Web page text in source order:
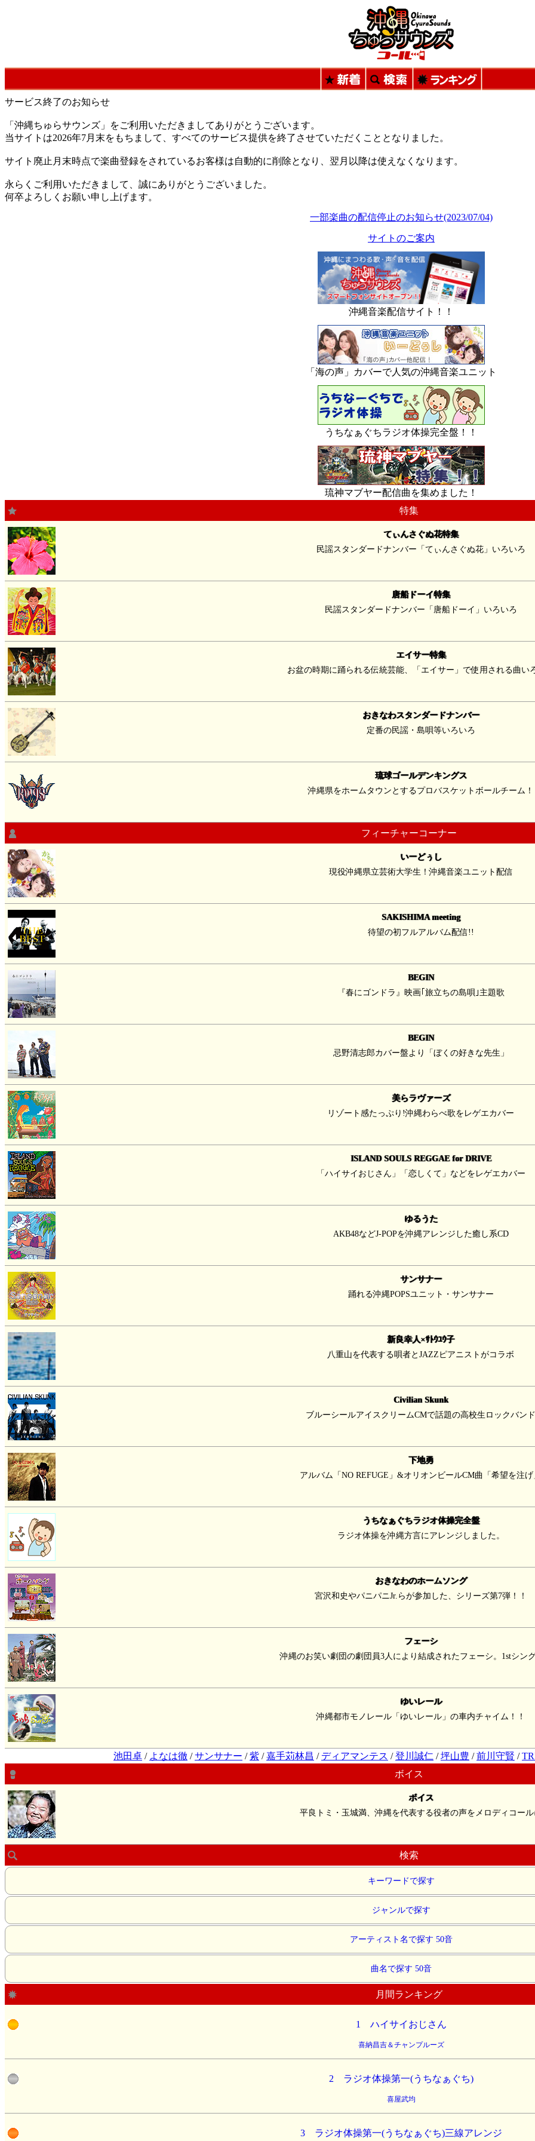
サービス終了のお知らせ
「沖縄ちゅらサウンズ」をご利用いただきましてありがとうございます。
当サイトは2026年7月末をもちまして、すべてのサービス提供を終了させていただくこととなりました。
サイト廃止月末時点で楽曲登録をされているお客様は自動的に削除となり、翌月以降は使えなくなります。
永らくご利用いただきまして、誠にありがとうございました。
何卒よろしくお願い申し上げます。
一部楽曲の配信停止のお知らせ(2023/07/04)
サイトのご案内
沖縄音楽配信サイト！！
「海の声」カバーで人気の沖縄音楽ユニット
うちなぁぐちラジオ体操完全盤！！
琉神マブヤー配信曲を集めました！
特集
てぃんさぐぬ花特集
民謡スタンダードナンバー「てぃんさぐぬ花」いろいろ
唐船ドーイ特集
民謡スタンダードナンバー「唐船ドーイ」いろいろ
エイサー特集
お盆の時期に踊られる伝統芸能、「エイサー」で使用される曲い
おきなわスタンダードナンバー
定番の民謡・島唄等いろいろ
琉球ゴールデンキングス
沖縄県をホームタウンとするプロバスケットボールチーム！
フィーチャーコーナー
いーどぅし
現役沖縄県立芸術大学生！沖縄音楽ユニット配信
SAKISHIMA meeting
待望の初フルアルバム配信!!
BEGIN
『春にゴンドラ』映画｢旅立ちの島唄｣主題歌
BEGIN
忌野清志郎カバー盤より「ぼくの好きな先生」
美らラヴァーズ
リゾート感たっぷり!沖縄わらべ歌をレゲエカバー
ISLAND SOULS REGGAE for DRIVE
「ハイサイおじさん」「恋しくて」などをレゲエカバー
ゆるうた
AKB48などJ-POPを沖縄アレンジした癒し系CD
サンサナー
踊れる沖縄POPSユニット・サンサナー
新良幸人×ｻﾄｳﾕｳ子
八重山を代表する唄者とJAZZピアニストがコラボ
Civilian Skunk
ブルーシールアイスクリームCMで話題の高校生ロックバンド
下地勇
アルバム「NO REFUGE」&オリオンビールCM曲「希望を注げ
うちなぁぐちラジオ体操完全盤
ラジオ体操を沖縄方言にアレンジしました。
おきなわのホームソング
宮沢和史やパニパニJr.らが参加した、シリーズ第7弾！！
フェーシ
沖縄のお笑い劇団の劇団員3人により結成されたフェーシ。1stシン
ゆいレール
沖縄都市モノレール「ゆいレール」の車内チャイム！！
池田卓 / よなは徹 /サンサナー /紫 /嘉手苅林昌 / ディアマンテス /登川誠仁 /坪山豊 /前川守賢 /
ボイス
ボイス
平良トミ・玉城満、沖縄を代表する役者の声をメロディコー
検索
キーワードで探す
ジャンルで探す
アーティスト名で探す 50音
曲名で探す 50音
月間ランキング
1 ハイサイおじさん
喜納昌吉＆チャンプルーズ
2 ラジオ体操第一(うちなぁぐち)
喜屋武均
3 ラジオ体操第一(うちなぁぐち)三線アレンジ